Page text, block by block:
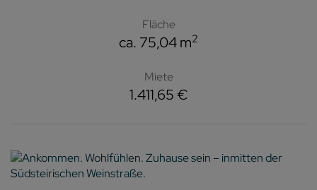
Fläche
ca. 75,04 m2
Miete
1.411,65 €